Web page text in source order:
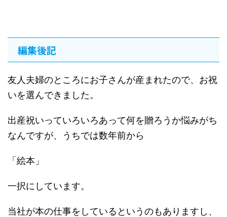
編集後記
友人夫婦のところにお子さんが産まれたので、お祝
いを選んできました。
出産祝いっていろいろあって何を贈ろうか悩みがち
なんですが、うちでは数年前から
「絵本」
一択にしています。
当社が本の仕事をしているというのもありますし、